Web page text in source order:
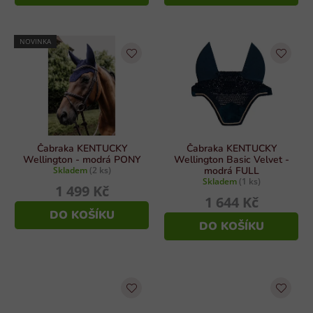
ů NOVINKA
Čabraka KENTUCKY
Wellington - modrá PONY
Skladem (2 ks)
1 499 Kč
DO KOŠÍKU
Čabraka KENTUCKY
Wellington Basic Velvet -
modrá FULL
Skladem (1 ks)
1 644 Kč
DO KOŠÍKU